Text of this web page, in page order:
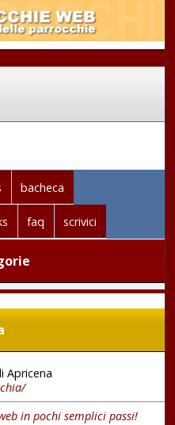
bacheca
faq scrivici
Apricena
in pochi semplici passi!